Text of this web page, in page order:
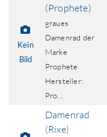
Kein
Bild
(Prophete)
graues
Damenrad der
Marke
Prophete
Hersteller:
Pro...
Damenrad
(Rixe)